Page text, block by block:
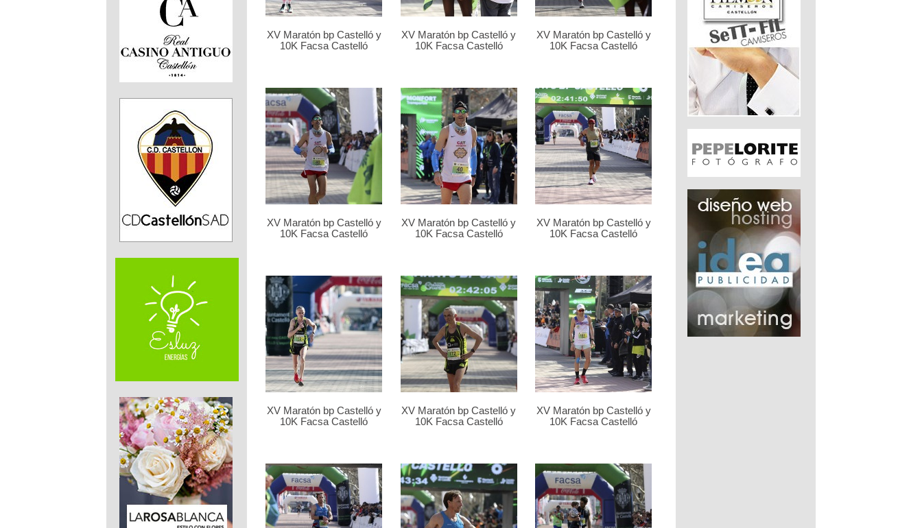
XV Maratón bp Castelló y
10K Facsa Castelló
XV Maratón bp Castelló y
10K Facsa Castelló
XV Maratón bp Castelló y
10K Facsa Castelló
XV Maratón bp Castelló y
10K Facsa Castelló
XV Maratón bp Castelló y
10K Facsa Castelló
XV Maratón bp Castelló y
10K Facsa Castelló
XV Maratón bp Castelló y
10K Facsa Castelló
XV Maratón bp Castelló y
10K Facsa Castelló
XV Maratón bp Castelló y
10K Facsa Castelló